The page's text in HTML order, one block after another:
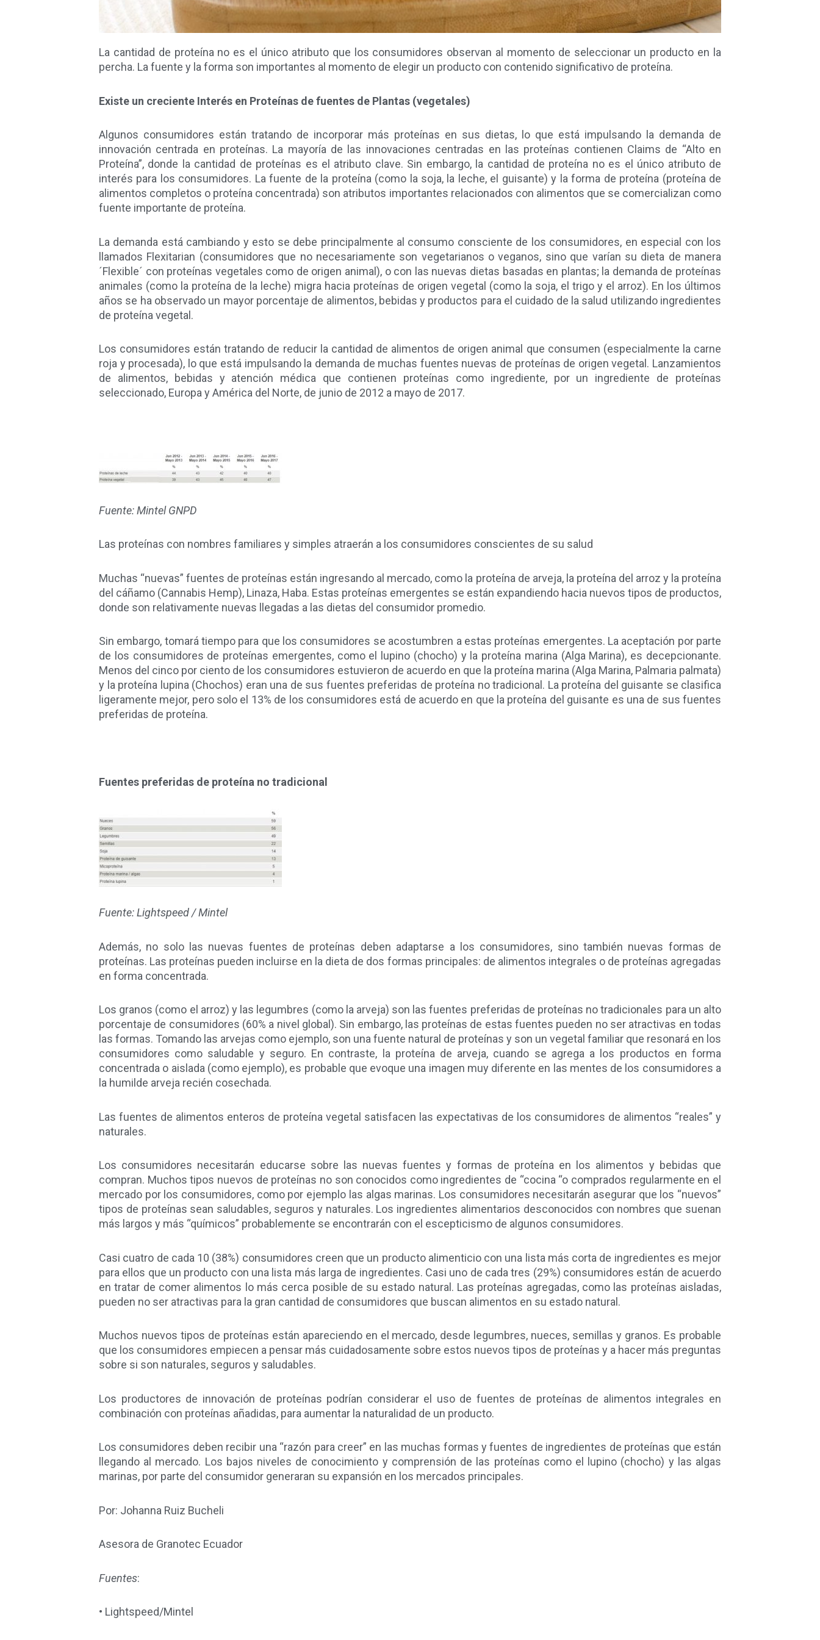
La cantidad de proteína no es el único atributo que los consumidores observan al momento de seleccionar un producto en la
percha. La fuente y la forma son importantes al momento de elegir un producto con contenido significativo de proteína.
Existe un creciente Interés en Proteínas de fuentes de Plantas (vegetales)
Algunos consumidores están tratando de incorporar más proteínas en sus dietas, lo que está impulsando la demanda de
innovación centrada en proteínas. La mayoría de las innovaciones centradas en las proteínas contienen Claims de “Alto en
Proteína”, donde la cantidad de proteínas es el atributo clave. Sin embargo, la cantidad de proteína no es el único atributo de
interés para los consumidores. La fuente de la proteína (como la soja, la leche, el guisante) y la forma de proteína (proteína de
alimentos completos o proteína concentrada) son atributos importantes relacionados con alimentos que se comercializan como
fuente importante de proteína.
La demanda está cambiando y esto se debe principalmente al consumo consciente de los consumidores, en especial con los
llamados Flexitarian (consumidores que no necesariamente son vegetarianos o veganos, sino que varían su dieta de manera
´Flexible´ con proteínas vegetales como de origen animal), o con las nuevas dietas basadas en plantas; la demanda de proteínas
animales (como la proteína de la leche) migra hacia proteínas de origen vegetal (como la soja, el trigo y el arroz). En los últimos
años se ha observado un mayor porcentaje de alimentos, bebidas y productos para el cuidado de la salud utilizando ingredientes
de proteína vegetal.
Los consumidores están tratando de reducir la cantidad de alimentos de origen animal que consumen (especialmente la carne
roja y procesada), lo que está impulsando la demanda de muchas fuentes nuevas de proteínas de origen vegetal. Lanzamientos
de alimentos, bebidas y atención médica que contienen proteínas como ingrediente, por un ingrediente de proteínas
seleccionado, Europa y América del Norte, de junio de 2012 a mayo de 2017.
Fuente: Mintel GNPD
Las proteínas con nombres familiares y simples atraerán a los consumidores conscientes de su salud
Muchas “nuevas” fuentes de proteínas están ingresando al mercado, como la proteína de arveja, la proteína del arroz y la proteína
del cáñamo (Cannabis Hemp), Linaza, Haba. Estas proteínas emergentes se están expandiendo hacia nuevos tipos de productos,
donde son relativamente nuevas llegadas a las dietas del consumidor promedio.
Sin embargo, tomará tiempo para que los consumidores se acostumbren a estas proteínas emergentes. La aceptación por parte
de los consumidores de proteínas emergentes, como el lupino (chocho) y la proteína marina (Alga Marina), es decepcionante.
Menos del cinco por ciento de los consumidores estuvieron de acuerdo en que la proteína marina (Alga Marina, Palmaria palmata)
y la proteína lupina (Chochos) eran una de sus fuentes preferidas de proteína no tradicional. La proteína del guisante se clasifica
ligeramente mejor, pero solo el 13% de los consumidores está de acuerdo en que la proteína del guisante es una de sus fuentes
preferidas de proteína.
Fuentes preferidas de proteína no tradicional
Fuente: Lightspeed / Mintel
Además, no solo las nuevas fuentes de proteínas deben adaptarse a los consumidores, sino también nuevas formas de
proteínas. Las proteínas pueden incluirse en la dieta de dos formas principales: de alimentos integrales o de proteínas agregadas
en forma concentrada.
Los granos (como el arroz) y las legumbres (como la arveja) son las fuentes preferidas de proteínas no tradicionales para un alto
porcentaje de consumidores (60% a nivel global). Sin embargo, las proteínas de estas fuentes pueden no ser atractivas en todas
las formas. Tomando las arvejas como ejemplo, son una fuente natural de proteínas y son un vegetal familiar que resonará en los
consumidores como saludable y seguro. En contraste, la proteína de arveja, cuando se agrega a los productos en forma
concentrada o aislada (como ejemplo), es probable que evoque una imagen muy diferente en las mentes de los consumidores a
la humilde arveja recién cosechada.
Las fuentes de alimentos enteros de proteína vegetal satisfacen las expectativas de los consumidores de alimentos “reales” y
naturales.
Los consumidores necesitarán educarse sobre las nuevas fuentes y formas de proteína en los alimentos y bebidas que
compran. Muchos tipos nuevos de proteínas no son conocidos como ingredientes de “cocina “o comprados regularmente en el
mercado por los consumidores, como por ejemplo las algas marinas. Los consumidores necesitarán asegurar que los “nuevos”
tipos de proteínas sean saludables, seguros y naturales. Los ingredientes alimentarios desconocidos con nombres que suenan
más largos y más “químicos” probablemente se encontrarán con el escepticismo de algunos consumidores.
Casi cuatro de cada 10 (38%) consumidores creen que un producto alimenticio con una lista más corta de ingredientes es mejor
para ellos que un producto con una lista más larga de ingredientes. Casi uno de cada tres (29%) consumidores están de acuerdo
en tratar de comer alimentos lo más cerca posible de su estado natural. Las proteínas agregadas, como las proteínas aisladas,
pueden no ser atractivas para la gran cantidad de consumidores que buscan alimentos en su estado natural.
Muchos nuevos tipos de proteínas están apareciendo en el mercado, desde legumbres, nueces, semillas y granos. Es probable
que los consumidores empiecen a pensar más cuidadosamente sobre estos nuevos tipos de proteínas y a hacer más preguntas
sobre si son naturales, seguros y saludables.
Los productores de innovación de proteínas podrían considerar el uso de fuentes de proteínas de alimentos integrales en
combinación con proteínas añadidas, para aumentar la naturalidad de un producto.
Los consumidores deben recibir una “razón para creer” en las muchas formas y fuentes de ingredientes de proteínas que están
llegando al mercado. Los bajos niveles de conocimiento y comprensión de las proteínas como el lupino (chocho) y las algas
marinas, por parte del consumidor generaran su expansión en los mercados principales.
Por: Johanna Ruiz Bucheli
Asesora de Granotec Ecuador
Fuentes:
• Lightspeed/Mintel